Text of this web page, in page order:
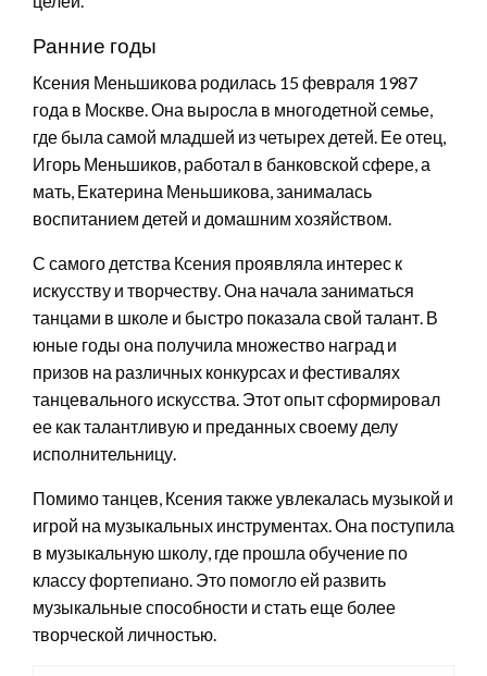
Ранние годы
Ксения Меньшикова родилась 15 февраля 1987
года в Москве. Она выросла в многодетной семье,
где была самой младшей из четырех детей. Ее отец,
Игорь Меньшиков, работал в банковской сфере, а
мать, Екатерина Меньшикова, занималась
воспитанием детей и домашним хозяйством.
С самого детства Ксения проявляла интерес к
искусству и творчеству. Она начала заниматься
танцами в школе и быстро показала свой талант. В
юные годы она получила множество наград и
призов на различных конкурсах и фестивалях
танцевального искусства. Этот опыт сформировал
ее как талантливую и преданных своему делу
исполнительницу.
Помимо танцев, Ксения также увлекалась музыкой и
игрой на музыкальных инструментах. Она поступила
в музыкальную школу, где прошла обучение по
классу фортепиано. Это помогло ей развить
музыкальные способности и стать еще более
творческой личностью.